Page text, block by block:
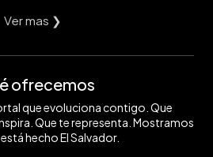
Ver mas ❯
ofrecemos
que evoluciona contigo. Que
Que te representa. Mostramos
hecho El Salvador.